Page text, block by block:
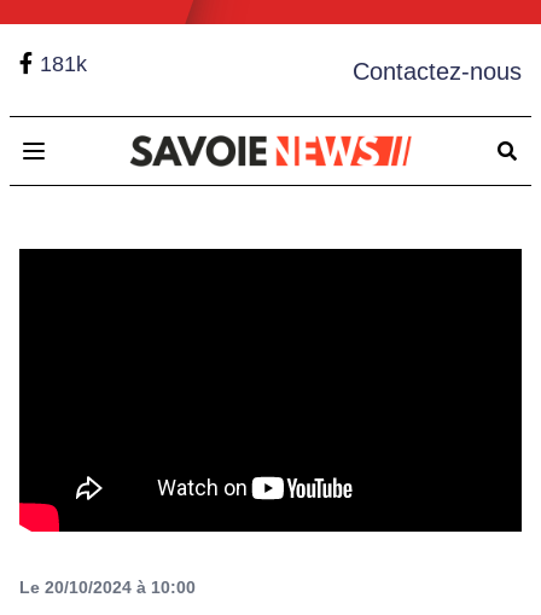
181k Contactez-nous
Open main menu
Le 20/10/2024 à 10:00